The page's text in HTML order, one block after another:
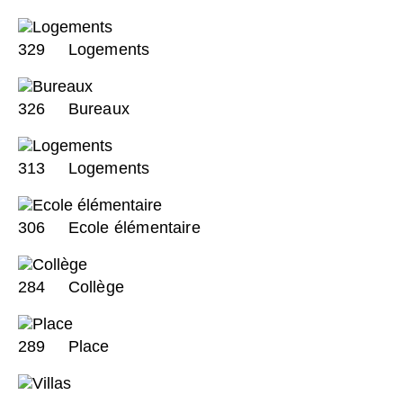
329 Logements
326 Bureaux
313 Logements
306 Ecole élémentaire
284 Collège
289 Place